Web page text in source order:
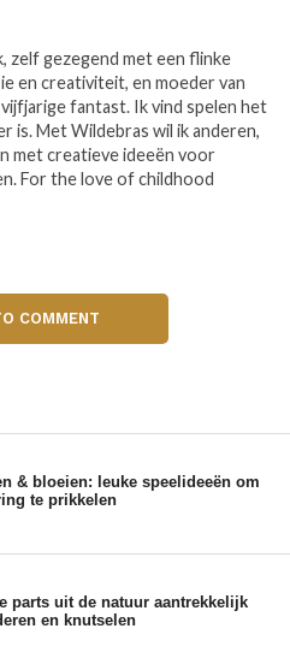
hebt gemaakt,
laten ‘verven’ over
wat anders dan
zelf gezegend met een flinke
en creativiteit, en moeder van
fantast. Ik vind spelen het
is. Met Wildebras wil ik anderen,
met creatieve ideeën voor
For the love of childhood
COMMENT
& bloeien: leuke speelideeën om
te prikkelen
parts uit de natuur aantrekkelijk
en knutselen